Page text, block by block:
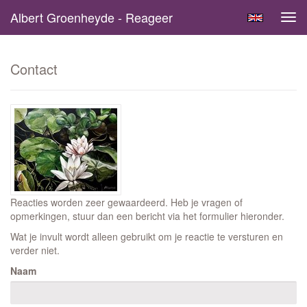
Albert Groenheyde - Reageer
Contact
Reacties worden zeer gewaardeerd. Heb je vragen of
opmerkingen, stuur dan een bericht via het formulier hieronder.
Wat je invult wordt alleen gebruikt om je reactie te versturen en
verder niet.
Naam